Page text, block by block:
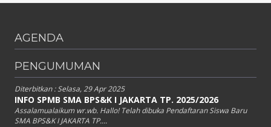
AGENDA
PENGUMUMAN
Diterbitkan :Selasa, 29 Apr 2025
INFO SPMB SMA BPS&K I JAKARTA TP. 2025/2026
Assalamualaikum wr.wb. Hallo! Telah dibuka Pendaftaran Siswa Baru
SMA BPS&K I JAKARTA TP....